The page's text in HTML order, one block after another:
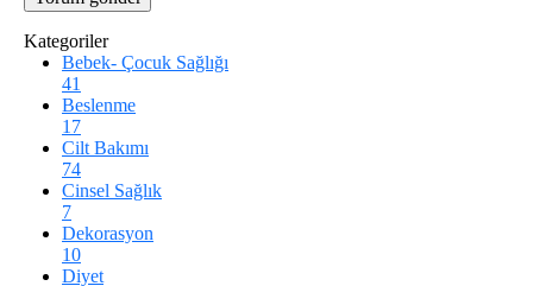
Kategoriler
Bebek- Çocuk Sağlığı
41
Beslenme
17
Cilt Bakımı
74
Cinsel Sağlık
7
Dekorasyon
10
Diyet